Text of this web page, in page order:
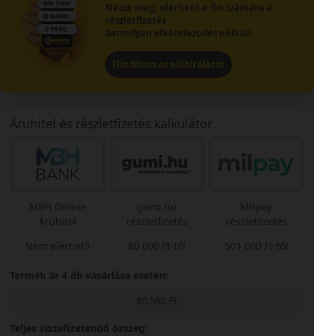
Nézze meg, elérhető-e Ön számára a
részletfizetés
bármilyen elköteleződés nélkül!
Elindítom az előbírálatot
Áruhitel és részletfizetés kalkulátor
MBH Online
Áruhitel
Nem elérhető
gumi.hu
részletfizetés
80 000 Ft-tól
Milpay
részletfizetés
501 000 Ft-tól
Termék ár 4 db vásárlása esetén:
85 560 Ft
Teljes viszafizetendő összeg: